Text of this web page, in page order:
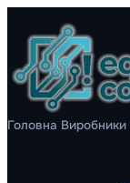
Головна Виробники